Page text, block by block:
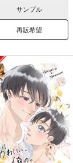
サンプル
再販希望